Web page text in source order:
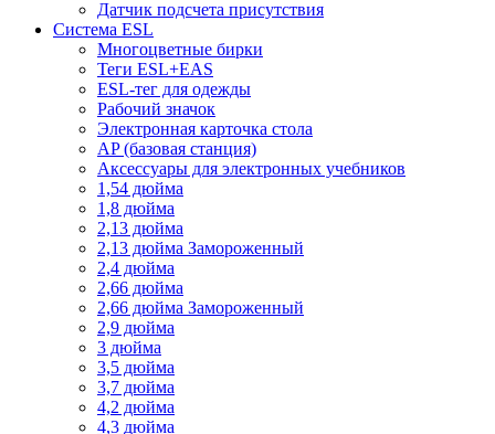
Датчик подсчета присутствия
Система ESL
Многоцветные бирки
Теги ESL+EAS
ESL-тег для одежды
Рабочий значок
Электронная карточка стола
AP (базовая станция)
Аксессуары для электронных учебников
1,54 дюйма
1,8 дюйма
2,13 дюйма
2,13 дюйма Замороженный
2,4 дюйма
2,66 дюйма
2,66 дюйма Замороженный
2,9 дюйма
3 дюйма
3,5 дюйма
3,7 дюйма
4,2 дюйма
4,3 дюйма